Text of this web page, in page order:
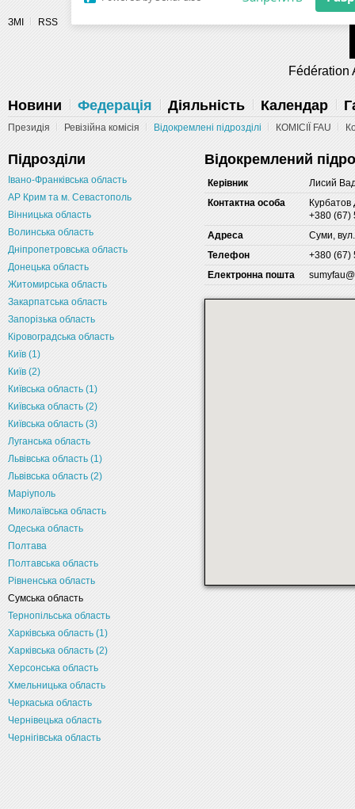
Разрешите сайту fau.ua
уведомления на рабочий стол
ЗМІ RSS
Fédération
Новини Федерація Діяльність Календар
Президія Ревізійна комісія Відокремлені підрозділі КОМІСІЇ FAU
Підрозділи
Івано-Франківська область
АР Крим та м. Севастополь
Вінницька область
Волинська область
Дніпропетровська область
Донецька область
Житомирська область
Закарпатська область
Запорізька область
Кіровоградська область
Київ (1)
Київ (2)
Київська область (1)
Київська область (2)
Київська область (3)
Луганська область
Львівська область (1)
Львівська область (2)
Маріуполь
Миколаївська область
Одеська область
Полтава
Полтавська область
Рівненська область
Сумська область
Тернопільська область
Харківська область (1)
Харківська область (2)
Херсонська область
Хмельницька область
Черкаська область
Чернівецька область
Чернігівська область
Відокремлений
Керівник
Лисий
Контактна особа
+380 (67)
Адреса
Суми,
Телефон
+380 (67)
Електронна пошта